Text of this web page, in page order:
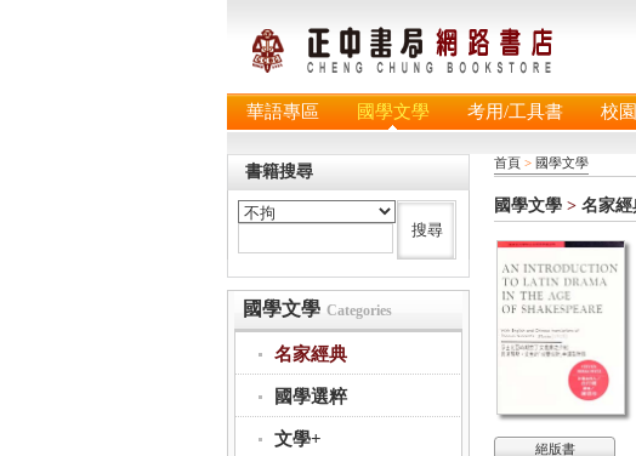
華語專區 國學文學 考用/工具書 校
首頁 > 國學文學
國學文學 > 名家經
絕版書
書籍搜尋
國學文學 Categories
名家經典
國學選粹
文學+